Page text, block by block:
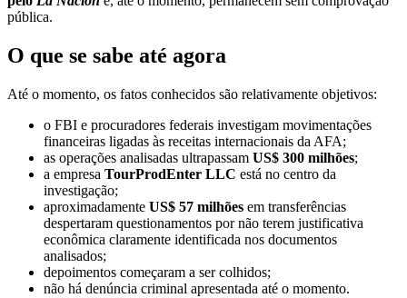
pública.
O que se sabe até agora
Até o momento, os fatos conhecidos são relativamente objetivos:
o FBI e procuradores federais investigam movimentações
financeiras ligadas às receitas internacionais da AFA;
as operações analisadas ultrapassam US$ 300 milhões;
a empresa TourProdEnter LLC está no centro da
investigação;
aproximadamente US$ 57 milhões em transferências
despertaram questionamentos por não terem justificativa
econômica claramente identificada nos documentos
analisados;
depoimentos começaram a ser colhidos;
não há denúncia criminal apresentada até o momento.